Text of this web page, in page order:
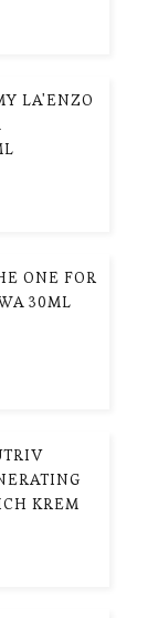
LA'ENZO
ONE FOR
30ML
KREM